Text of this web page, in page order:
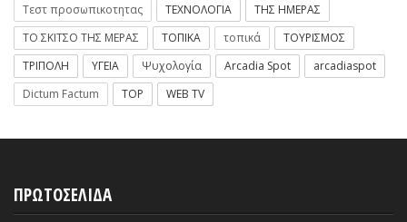
Τεστ προσωπικοτητας
ΤΕΧΝΟΛΟΓΙΑ
ΤΗΣ ΗΜΕΡΑΣ
ΤΟ ΣΚΙΤΣΟ ΤΗΣ ΜΕΡΑΣ
ΤΟΠΙΚΑ τοπικά
ΤΟΥΡΙΣΜΟΣ
ΤΡΙΠΟΛΗ
ΥΓΕΙΑ Ψυχολογία Arcadia Spot
arcadiaspot
Dictum Factum
TOP WEB TV
ΠΡΩΤΟΣΕΛΙΔΑ